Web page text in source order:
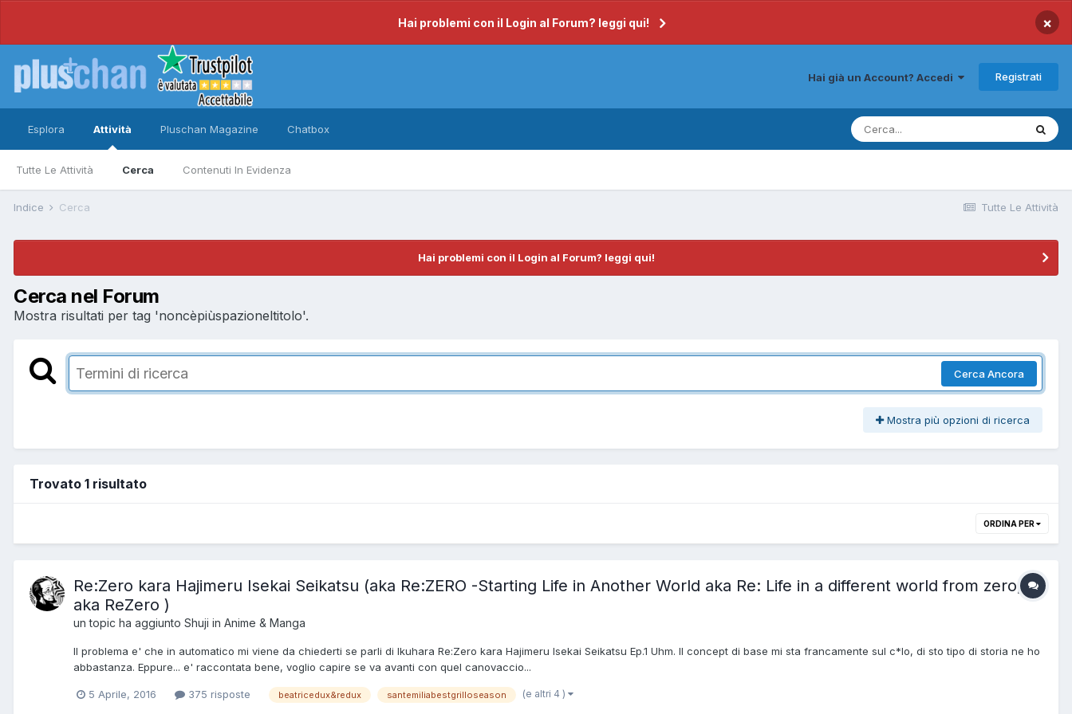
Hai problemi con il Login al Forum? leggi qui! ×
Hai già un Account? Accedi Registrati
Esplora Attività
Tutte Le Attività Cerca Contenuti In Evidenza
Pluschan Magazine Chatbox
Tutte Le Attività
Indice Cerca
Hai problemi con il Login al Forum? leggi qui!
Cerca nel Forum
Mostra risultati per tag 'noncèpiùspazioneltitolo'.
Cerca Ancora
Mostra più opzioni di ricerca
Trovato 1 risultato
ORDINA PER
Re:Zero kara Hajimeru Isekai Seikatsu (aka Re:ZERO -Starting Life in Another World aka Re: Life in a different world from zero,
aka ReZero )
un topic ha aggiunto Shuji in Anime & Manga
Il problema e' che in automatico mi viene da chiederti se parli di Ikuhara Re:Zero kara Hajimeru Isekai Seikatsu Ep.1 Uhm. Il concept di base mi sta francamente sul c*lo, di sto tipo di storia ne ho
abbastanza. Eppure... e' raccontata bene, voglio capire se va avanti con quel canovaccio...
5 Aprile, 2016 375 risposte beatricedux&redux santemiliabestgrilloseason (e altri 4 )